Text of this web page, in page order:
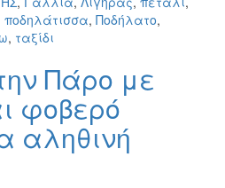
ποδηλάτισσα, Ποδήλατο,
, ταξίδι
Πάρο με
φοβερό
αληθινή